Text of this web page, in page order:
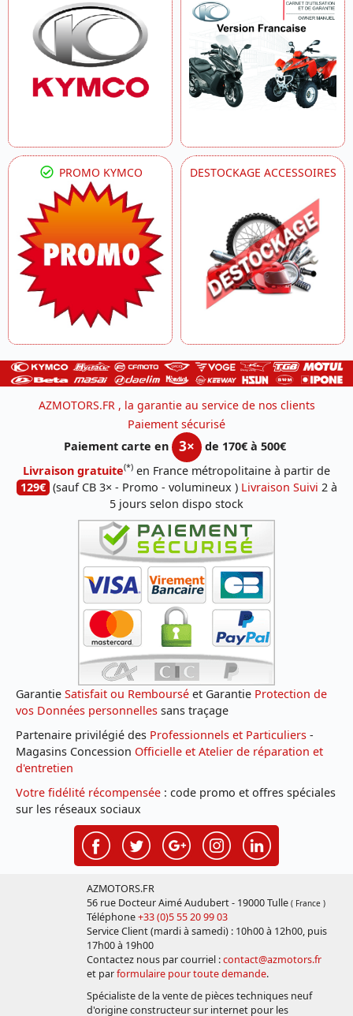
PROMO KYMCO DESTOCKAGE ACCESSOIRES
AZMOTORS.FR , la garantie au service de nos clients
Paiement sécurisé
Paiement carte en
3×
de 170€ à 500€
Livraison gratuite(*) en France métropolitaine à partir de
129€ (sauf CB 3× - Promo - volumineux ) Livraison Suivi 2 à
5 jours selon dispo stock
Garantie Satisfait ou Remboursé et Garantie Protection de
vos Données personnelles sans traçage
Partenaire privilégié des Professionnels et Particuliers -
Magasins Concession Officielle et Atelier de réparation et
d'entretien
Votre fidélité récompensée : code promo et offres spéciales
sur les réseaux sociaux
AZMOTORS.FR
56 rue Docteur Aimé Audubert - 19000 Tulle ( France )
Téléphone+33 (0)5 55 20 99 03
Service Client (mardi à samedi) : 10h00 à 12h00, puis
17h00 à 19h00
Contactez nous par courriel :contact@azmotors.fr
et parformulaire pour toute demande.
Spécialiste de la vente de pièces techniques neuf
d'origine constructeur sur internet pour les